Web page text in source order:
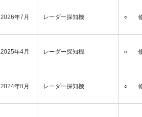
2026年7月 レーダー探知機 ○
2025年4月 レーダー探知機 ○
2024年8月 レーダー探知機 ○